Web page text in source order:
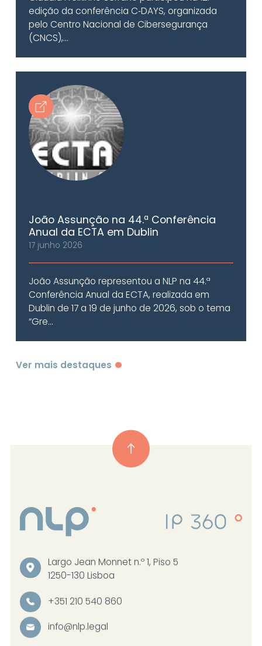
edição da conferência C‑DAYS, organizada
pelo Centro Nacional de Cibersegurança
(CNCS),...
João Assunção na 44.ª Conferência
Anual da ECTA em Dublin
17 junho 2026
João Assunção representou a NLP na 44.ª
Conferência Anual da ECTA, realizada em
Dublin de 17 a 19 de junho de 2026, sob o tema
“Gre...
Ver mais destaques
Largo Jean Monnet n.º 1, Piso 5
1250-130 Lisboa
+351 210 540 860
info@nlp.legal